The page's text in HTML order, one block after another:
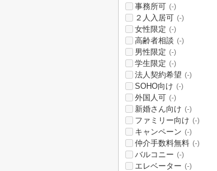
事務所可 (-)
２人入居可 (-)
女性限定 (-)
高齢者相談 (-)
男性限定 (-)
学生限定 (-)
法人契約希望 (-)
SOHO向け (-)
外国人可 (-)
新婚さん向け (-)
ファミリー向け (-)
キャンペーン (-)
仲介手数料無料 (-)
バルコニー (-)
エレベーター (-)